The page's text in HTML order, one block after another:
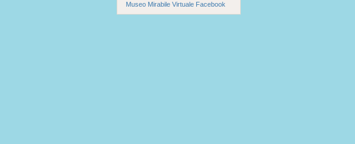
Museo Mirabile Virtuale Facebook